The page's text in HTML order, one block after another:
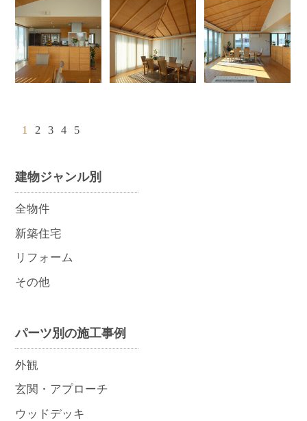
1 2 3 4 5
建物ジャンル別
全物件
新築住宅
リフォーム
その他
パーツ別の施工事例
外観
玄関・アプローチ
ウッドデッキ